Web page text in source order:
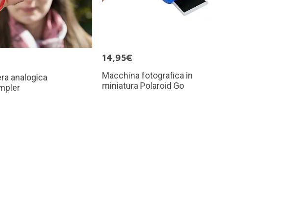
analogica
14,95€
Macchina fotografica in
miniatura Polaroid Go